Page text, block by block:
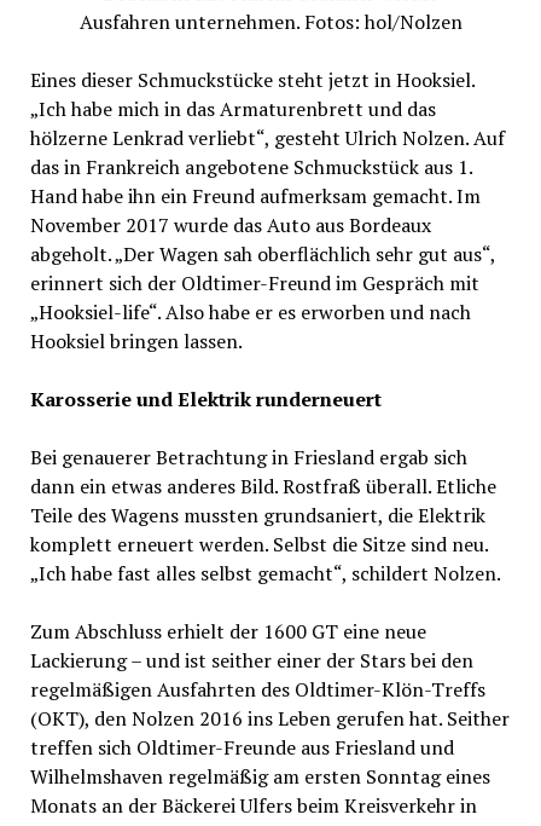
Ausfahren unternehmen. Fotos: hol/Nolzen
Eines dieser Schmuckstücke steht jetzt in Hooksiel.
„Ich habe mich in das Armaturenbrett und das
hölzerne Lenkrad verliebt“, gesteht Ulrich Nolzen. Auf
das in Frankreich angebotene Schmuckstück aus 1.
Hand habe ihn ein Freund aufmerksam gemacht. Im
November 2017 wurde das Auto aus Bordeaux
abgeholt. „Der Wagen sah oberflächlich sehr gut aus“,
erinnert sich der Oldtimer-Freund im Gespräch mit
„Hooksiel-life“. Also habe er es erworben und nach
Hooksiel bringen lassen.
Karosserie und Elektrik runderneuert
Bei genauerer Betrachtung in Friesland ergab sich
dann ein etwas anderes Bild. Rostfraß überall. Etliche
Teile des Wagens mussten grundsaniert, die Elektrik
komplett erneuert werden. Selbst die Sitze sind neu.
„Ich habe fast alles selbst gemacht“, schildert Nolzen.
Zum Abschluss erhielt der 1600 GT eine neue
Lackierung – und ist seither einer der Stars bei den
regelmäßigen Ausfahrten des Oldtimer-Klön-Treffs
(OKT), den Nolzen 2016 ins Leben gerufen hat. Seither
treffen sich Oldtimer-Freunde aus Friesland und
Wilhelmshaven regelmäßig am ersten Sonntag eines
Monats an der Bäckerei Ulfers beim Kreisverkehr in